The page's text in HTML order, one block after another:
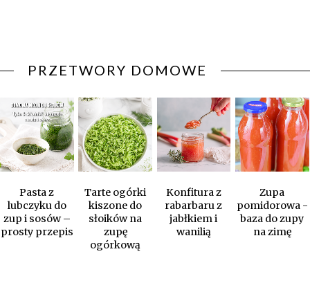
PRZETWORY DOMOWE
Pasta z
lubczyku do
zup i sosów –
prosty przepis
Tarte ogórki
kiszone do
słoików na
zupę
ogórkową
Konfitura z
rabarbaru z
jabłkiem i
wanilią
Zupa
pomidorowa -
baza do zupy
na zimę